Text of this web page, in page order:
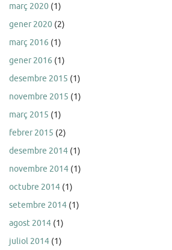
març 2020 (1)
gener 2020 (2)
març 2016 (1)
gener 2016 (1)
desembre 2015 (1)
novembre 2015 (1)
març 2015 (1)
febrer 2015 (2)
desembre 2014 (1)
novembre 2014 (1)
octubre 2014 (1)
setembre 2014 (1)
agost 2014 (1)
juliol 2014 (1)